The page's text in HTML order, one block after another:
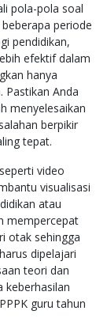
pola-pola soal
periode
pendidikan,
efektif dalam
hanya
Pastikan Anda
menyelesaikan
berpikir
tepat.
video
visualisasi
atau
mempercepat
otak sehingga
dipelajari
teori dan
keberhasilan
guru tahun